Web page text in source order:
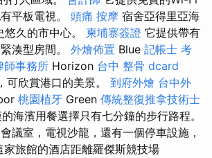
平板電視。 頭痛 按摩 宿舍亞得里亞海
久的市中心。 柬埔寨簽證 它提供帶有
湊型房間。 外燴佈置 Blue 記帳士 考
師事務所 Horizo​​n 台中 整骨 dcard
欣賞港口的美景。 到府外燴 台中外
桃園植牙 Green 傳統整復推拿技術士
海濱用餐選擇只有七分鐘的步行路程。
議室，電視沙龍，還有一個停車設施，
旅館的酒店距離羅傑斯競技場